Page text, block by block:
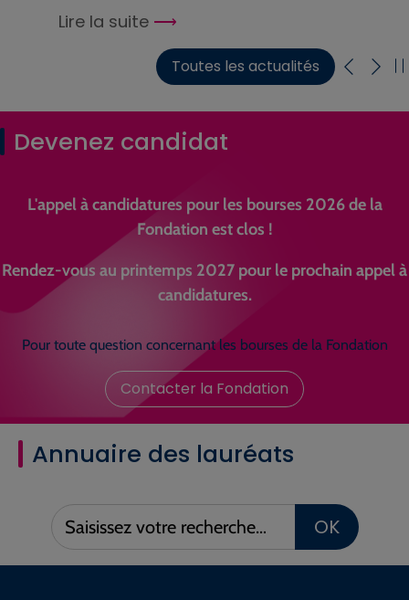
Lire la suite
Toutes les actualités
Devenez candidat
L'appel à candidatures pour les bourses 2026 de la
Fondation est clos !
Rendez-vous au printemps 2027 pour le prochain appel à
candidatures.
Pour toute question concernant les bourses de la Fondation
Contacter la Fondation
Annuaire des lauréats
Saisissez
votre
OK